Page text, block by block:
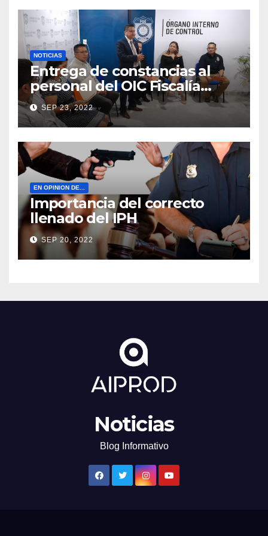
NOTICIAS
Entrega de constancias al
personal del OIC Fiscalía
Morelos
SEP 23, 2022
EN OPINION DE...
Importancia del correcto
llenado del IPH
SEP 20, 2022
Noticias
Blog Informativo